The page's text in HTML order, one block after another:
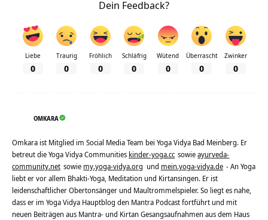
Dein Feedback?
Liebe
0
Traurig
0
Fröhlich
0
Schläfrig
0
Wütend
0
Überrascht
0
Zwinker
0
OMKARA
Omkara ist Mitglied im Social Media Team bei Yoga Vidya Bad Meinberg. Er
betreut die Yoga Vidya Communities kinder-yoga.cc sowieayurveda-
community.net sowie my.yoga-vidya.org und mein.yoga-vidya.de - An Yoga
liebt er vor allem Bhakti-Yoga, Meditation und Kirtansingen. Er ist
leidenschaftlicher Obertonsänger und Maultrommelspieler. So liegt es nahe,
dass er im Yoga Vidya Hauptblog den Mantra Podcast fortführt und mit
neuen Beiträgen aus Mantra- und Kirtan Gesangsaufnahmen aus dem Haus